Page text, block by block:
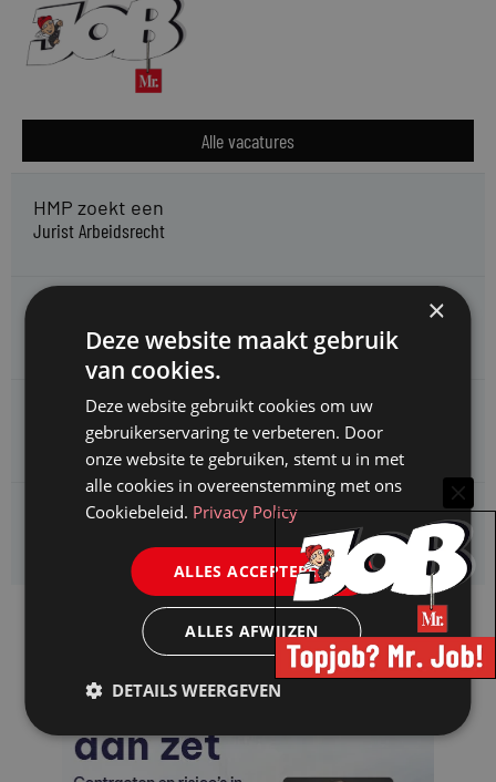
Alle vacatures
HMP zoekt een
Jurist Arbeidsrecht
Juridisch Adviseur
CAOP zoekt een
Juridisch adviseur (junior)
Kifid zoekt een
×
Deze website maakt gebruik
van cookies.
Deze website gebruikt cookies om uw
gebruikerservaring te verbeteren. Door
onze website te gebruiken, stemt u in met
alle cookies in overeenstemming met ons
Cookiebeleid. Privacy Policy
ALLES ACCEPTEREN
ALLES AFWIJZEN
DETAILS WEERGEVEN